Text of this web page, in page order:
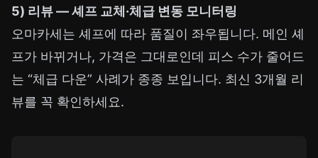
5) 리뷰 — 셰프 교체·체급 변동 모니터링
오마카세는 셰프에 따라 품질이 좌우됩니다. 메인 셰
프가 바뀌거나, 가격은 그대로인데 피스 수가 줄어드
는 “체급 다운” 사례가 종종 보입니다. 최신 3개월 리
뷰를 꼭 확인하세요.